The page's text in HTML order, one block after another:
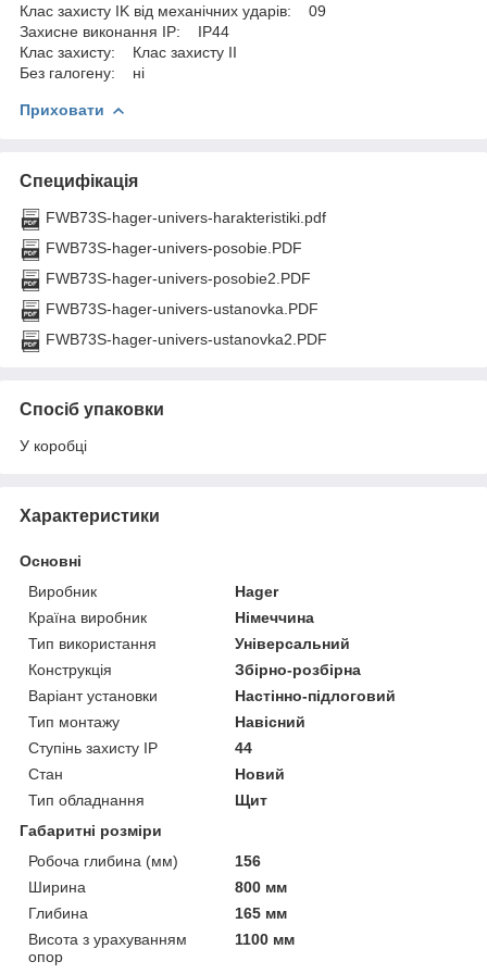
Клас захисту IK від механічних ударів: 09
Захисне виконання ІР: IP44
Клас захисту: Клас захисту IІ
Без галогену: ні
Приховати
Специфікація
FWB73S-hager-univers-harakteristiki.pdf
FWB73S-hager-univers-posobie.PDF
FWB73S-hager-univers-posobie2.PDF
FWB73S-hager-univers-ustanovka.PDF
FWB73S-hager-univers-ustanovka2.PDF
Спосіб упаковки
У коробці
Характеристики
Основні
Виробник
Hager
Країна виробник
Німеччина
Тип використання
Універсальний
Конструкція
Збірно-розбірна
Варіант установки
Настінно-підлоговий
Тип монтажу
Навісний
Ступінь захисту IP
44
Стан
Новий
Тип обладнання
Щит
Габаритні розміри
Робоча глибина (мм)
156
Ширина
800 мм
Глибина
165 мм
Висота з урахуванням
опор
1100 мм